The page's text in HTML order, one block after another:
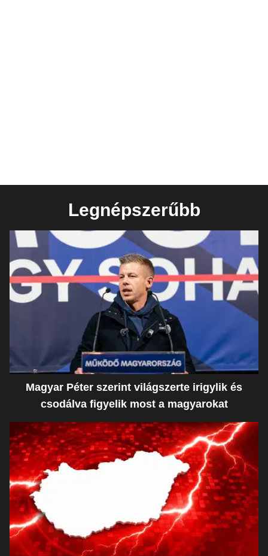
Legnépszerűbb
Magyar Péter szerint világszerte irigylik és
csodálva figyelik most a magyarokat